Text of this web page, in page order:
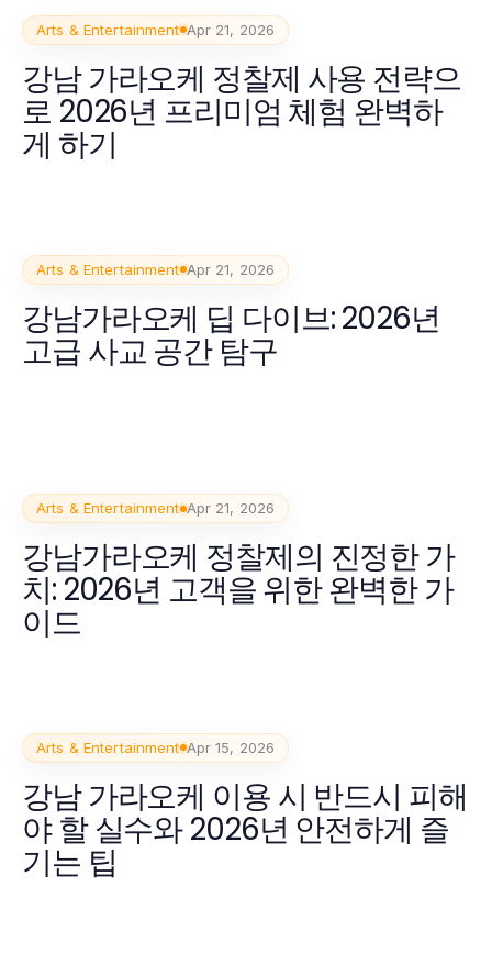
Arts & Entertainment Apr 21, 2026
강남 가라오케 정찰제 사용 전략으
로 2026년 프리미엄 체험 완벽하
게 하기
Arts & Entertainment Apr 21, 2026
강남가라오케 딥 다이브: 2026년
고급 사교 공간 탐구
Arts & Entertainment Apr 21, 2026
강남가라오케 정찰제의 진정한 가
치: 2026년 고객을 위한 완벽한 가
이드
Arts & Entertainment Apr 15, 2026
강남 가라오케 이용 시 반드시 피해
야 할 실수와 2026년 안전하게 즐
기는 팁